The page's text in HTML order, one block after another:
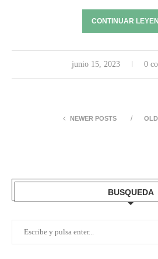
CONTINUAR
junio 15, 2023 0
NEWER POSTS
BUSQUEDA